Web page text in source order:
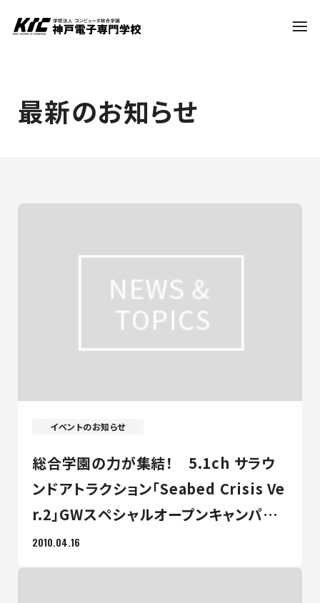
学科・コース
就職・資格
神戸電子について
最新のお知らせ
+プラスラボ
1日最大2つの学科説明＆体験授業
オープン
キャンパス
最新のお知らせ
イベントのお知らせ
総合学園の力が集結！ 5.1ch サラウ
ンドアトラクション「Seabed Crisis Ve
r.2」GWスペシャルオープンキャンパス
で公開決定！！
2010.04.16